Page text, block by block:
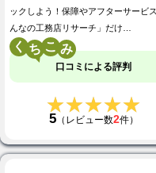
ックしよう！保障やアフターサービ
んなの工務店リサーチ」だけ…
く こ
口コミによる評判
★★★★★
★★★★★
5（レビュー数2件）